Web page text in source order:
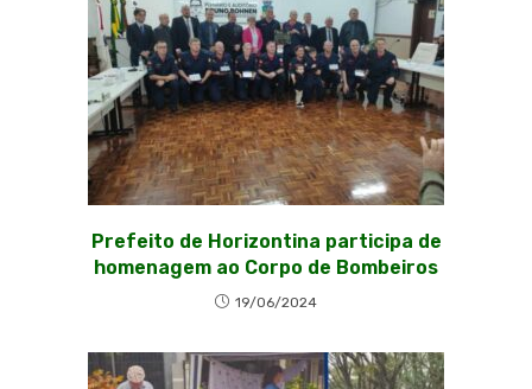
Prefeito de Horizontina participa de
homenagem ao Corpo de Bombeiros
19/06/2024